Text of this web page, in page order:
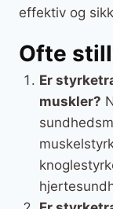
effektiv og
Ofte
Er
muskler?